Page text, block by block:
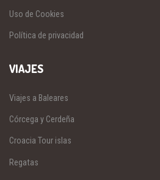
Uso de Cookies
Política de privacidad
VIAJES
Viajes a Baleares
Córcega y Cerdeña
Croacia Tour islas
Regatas